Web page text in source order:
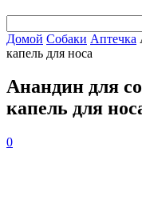
Домой Собаки Аптечка
капель для носа
Анандин для
капель для
0